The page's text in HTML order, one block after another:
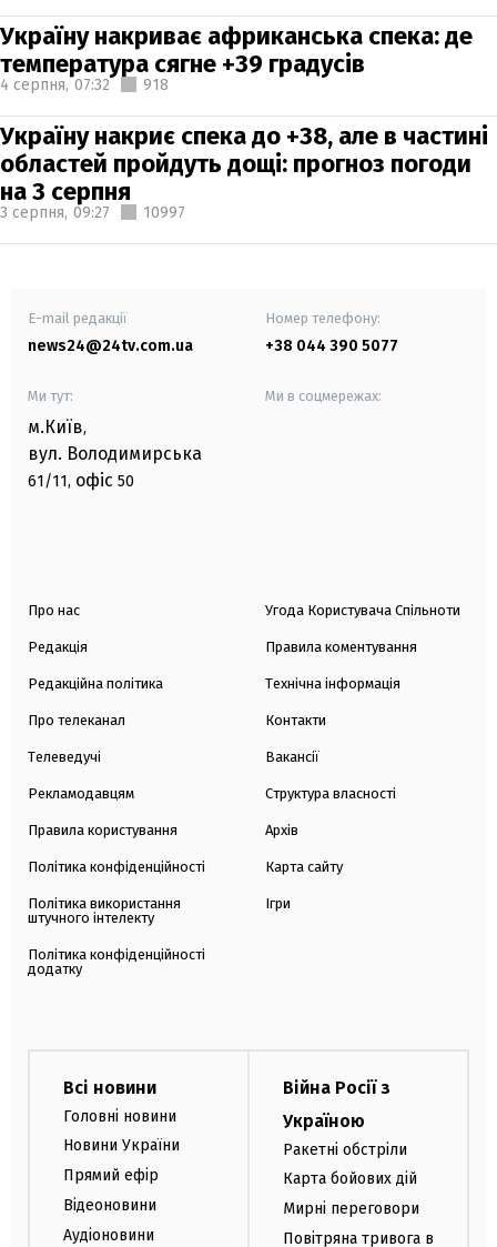
Україну накриває африканська спека: де
температура сягне +39 градусів
4 серпня, 07:32 918
Україну накриє спека до +38, але в частині
областей пройдуть дощі: прогноз погоди
на 3 серпня
3 серпня, 09:27 10997
E-mail редакції
news24@24tv.com.ua
Номер телефону:
+38 044 390 5077
Ми тут:
м.Київ,
вул. Володимирська
61/11, офіс 50
Ми в соцмережах:
Про нас
Редакція
Редакційна політика
Про телеканал
Телеведучі
Рекламодавцям
Правила користування
Політика конфіденційності
Політика використання
штучного інтелекту
Політика конфіденційності
додатку
Угода Користувача Спільноти
Правила коментування
Технічна інформація
Контакти
Вакансії
Структура власності
Архів
Карта сайту
Ігри
Всі новини
Головні новини
Новини України
Прямий ефір
Відеоновини
Аудіоновини
Війна Росії з
Україною
Ракетні обстріли
Карта бойових дій
Мирні переговори
Повітряна тривога в